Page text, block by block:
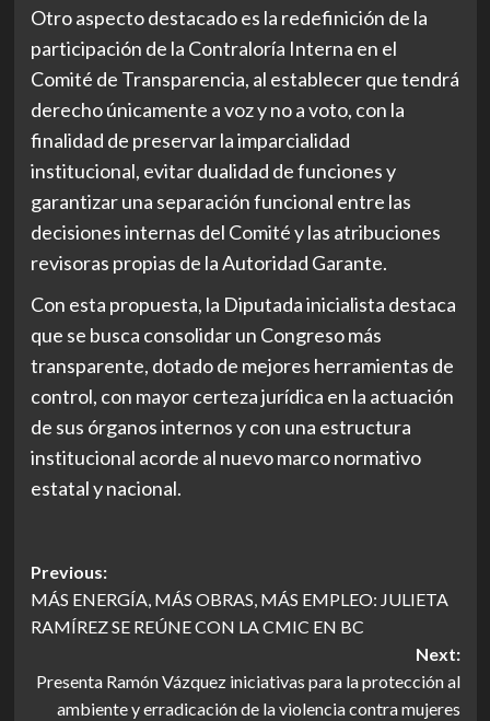
Otro aspecto destacado es la redefinición de la
participación de la Contraloría Interna en el
Comité de Transparencia, al establecer que tendrá
derecho únicamente a voz y no a voto, con la
finalidad de preservar la imparcialidad
institucional, evitar dualidad de funciones y
garantizar una separación funcional entre las
decisiones internas del Comité y las atribuciones
revisoras propias de la Autoridad Garante.
Con esta propuesta, la Diputada inicialista destaca
que se busca consolidar un Congreso más
transparente, dotado de mejores herramientas de
control, con mayor certeza jurídica en la actuación
de sus órganos internos y con una estructura
institucional acorde al nuevo marco normativo
estatal y nacional.
Post
navigation
Previous:
MÁS ENERGÍA, MÁS OBRAS, MÁS EMPLEO: JULIETA
RAMÍREZ SE REÚNE CON LA CMIC EN BC
Next:
Presenta Ramón Vázquez iniciativas para la protección al
ambiente y erradicación de la violencia contra mujeres